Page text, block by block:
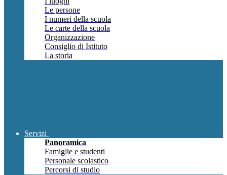
Le persone
I numeri della scuola
Le carte della scuola
Organizzazione
Consiglio di Istituto
La storia
Servizi
Panoramica
Famiglie e studenti
Personale scolastico
Percorsi di studio